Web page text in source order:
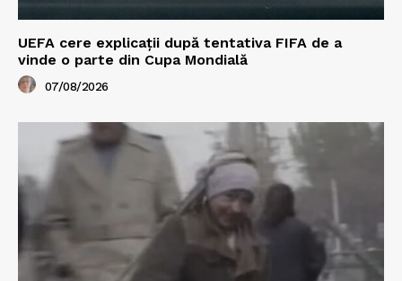
UEFA cere explicații după tentativa FIFA de a
vinde o parte din Cupa Mondială
07/08/2026